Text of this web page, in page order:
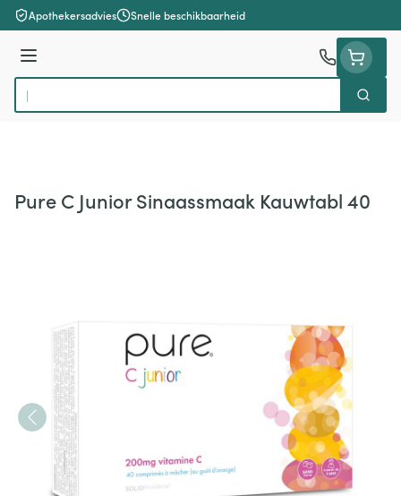
Ga naar de inhoud
Apothekersadvies Snelle beschikbaarheid
Menu
Product, merk, categorie...
Zoek
Pure C Junior Sinaassmaak Kauwtabl 40